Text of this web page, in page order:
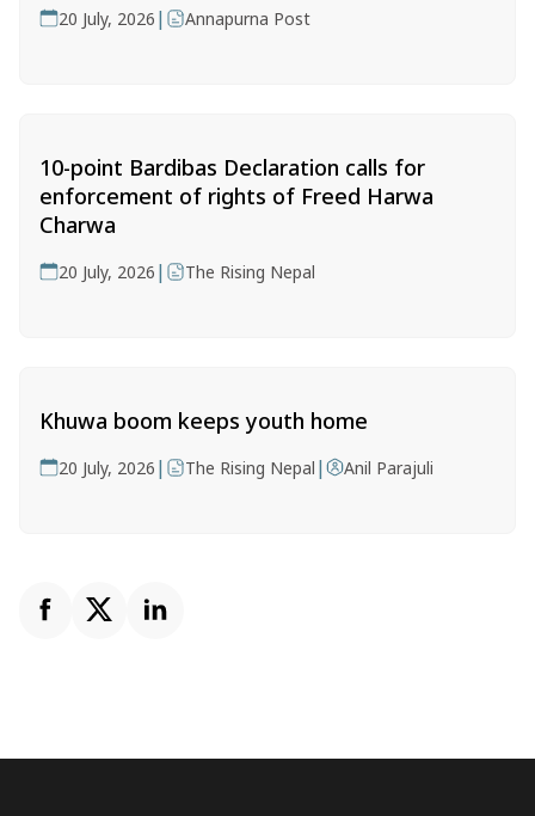
20 July, 2026 | Annapurna Post
10-point Bardibas Declaration calls for
enforcement of rights of Freed Harwa
Charwa
20 July, 2026 | The Rising Nepal
Khuwa boom keeps youth home
20 July, 2026 | The Rising Nepal | Anil Parajuli